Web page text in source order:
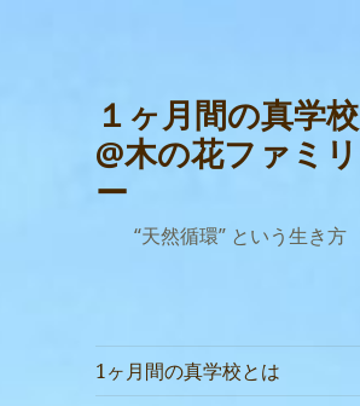
１ヶ月間の真学校
@木の花ファミリ
ー
“天然循環” という生き方
1ヶ月間の真学校とは